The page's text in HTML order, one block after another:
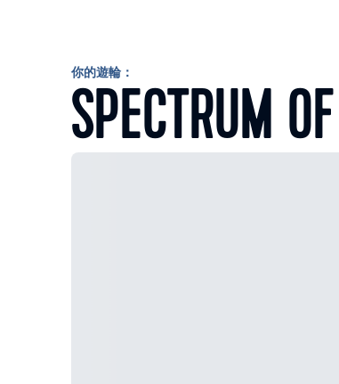
你的遊輪：
SPECTRUM